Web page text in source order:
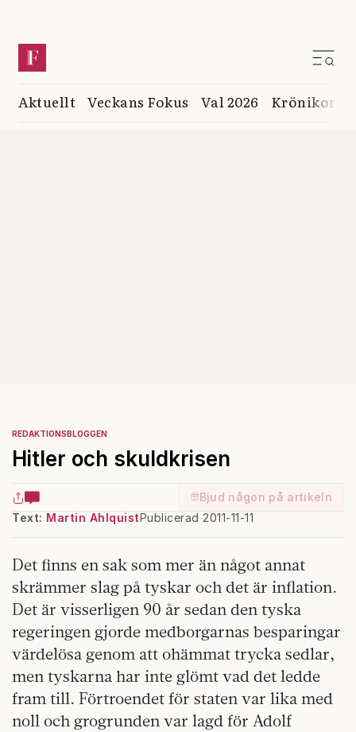
Aktuellt Veckans Fokus Val 2026 Krönikor
REDAKTIONSBLOGGEN
Hitler och skuldkrisen
Bjud någon på artikeln
Text: Martin AhlquistPublicerad 2011-11-11
Det finns en sak som mer än något annat
skrämmer slag på tyskar och det är inflation.
Det är visserligen 90 år sedan den tyska
regeringen gjorde medborgarnas besparingar
värdelösa genom att ohämmat trycka sedlar,
men tyskarna har inte glömt vad det ledde
fram till. Förtroendet för staten var lika med
noll och grogrunden var lagd för Adolf